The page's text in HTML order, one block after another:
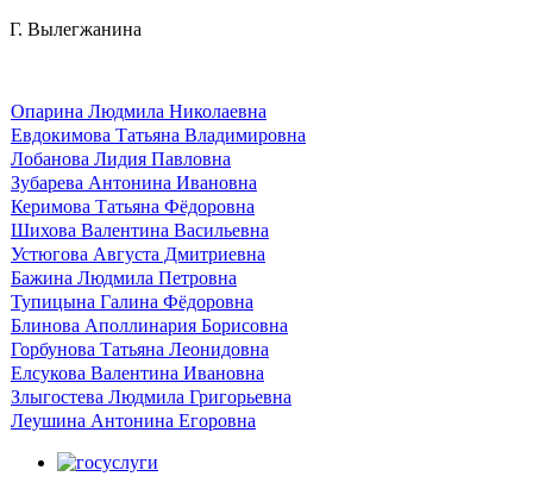
Г. Вылегжанина
Опарина Людмила Николаевна
Евдокимова Татьяна Владимировна
Лобанова Лидия Павловна
Зубарева Антонина Ивановна
Керимова Татьяна Фёдоровна
Шихова Валентина Васильевна
Устюгова Августа Дмитриевна
Бажина Людмила Петровна
Тупицына Галина Фёдоровна
Блинова Аполлинария Борисовна
Горбунова Татьяна Леонидовна
Елсукова Валентина Ивановна
Злыгостева Людмила Григорьевна
Леушина Антонина Егоровна